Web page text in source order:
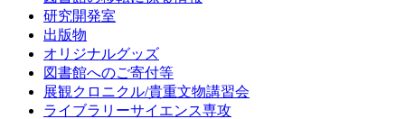
研究開発室
出版物
オリジナルグッズ
図書館へのご寄付等
展観クロニクル/貴重文物講習会
ライブラリーサイエンス専攻